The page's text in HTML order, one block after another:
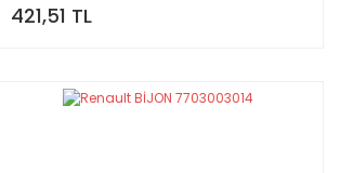
421,51 TL